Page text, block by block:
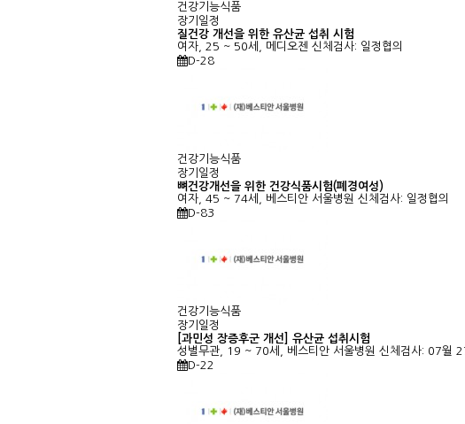
건강기능식품
장기일정
질건강 개선을 위한 유산균 섭취 시험
여자, 25 ~ 50세, 메디오젠 신체검사: 일정협의
D-28
건강기능식품
장기일정
뼈건강개선을 위한 건강식품시험(폐경여성)
여자, 45 ~ 74세, 베스티안 서울병원 신체검사: 일정협의
D-83
건강기능식품
장기일정
[과민성 장증후군 개선] 유산균 섭취시험
성별무관, 19 ~ 70세, 베스티안 서울병원 신체검사: 07월
D-22